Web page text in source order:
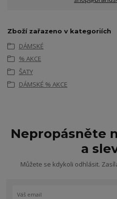
Zboží zařazeno v kategoriích
DÁMSKÉ
% AKCE
ŠATY
DÁMSKÉ % AKCE
Nepropásněte
a
Můžete se kdykoli odhlásit.